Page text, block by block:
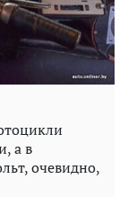
а в
очевидно,